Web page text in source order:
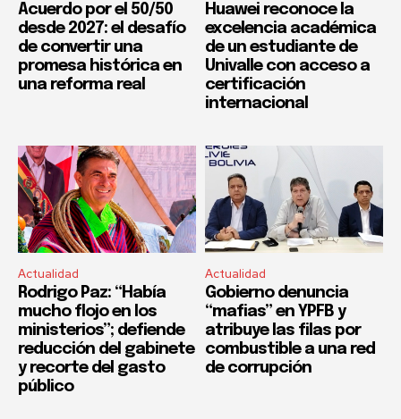
Acuerdo por el 50/50
desde 2027: el desafío
de convertir una
promesa histórica en
una reforma real
Huawei reconoce la
excelencia académica
de un estudiante de
Univalle con acceso a
certificación
internacional
Actualidad
Rodrigo Paz: “Había
mucho flojo en los
ministerios”; defiende
reducción del gabinete
y recorte del gasto
público
Actualidad
Gobierno denuncia
“mafias” en YPFB y
atribuye las filas por
combustible a una red
de corrupción